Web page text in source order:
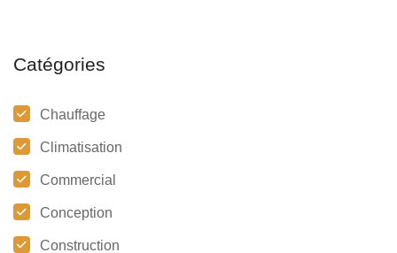
Catégories
Chauffage
Climatisation
Commercial
Conception
Construction